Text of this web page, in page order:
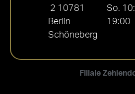
Filiale
2 10781
Berlin
Schöneberg
So.
19:00